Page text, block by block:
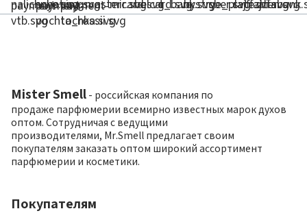
Mister Smell - российская компания по
продаже парфюмерии всемирно известных марок духов
оптом. Сотрудничая с ведущими
производителями, Mr.Smell предлагает своим
покупателям заказать оптом широкий ассортимент
парфюмерии и косметики.
Покупателям